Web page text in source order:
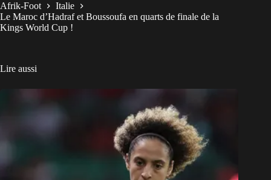
Afrik-Foot
Italie
Le Maroc d’Hadraf et Boussoufa en quarts de finale de la
Kings World Cup !
Lire aussi